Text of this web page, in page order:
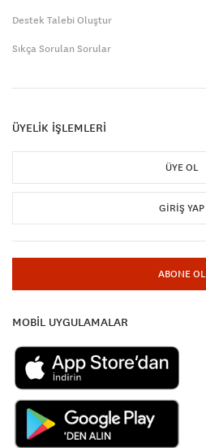
Destek Talebi Oluştur
Sıkça Sorulan Sorular
ÜYELİK İŞLEMLERİ
ÜYE OL
GIRIŞ YAP
ABONE OL
MOBİL UYGULAMALAR